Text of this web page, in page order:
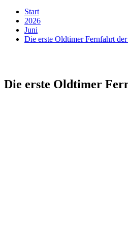
Start
2026
Juni
Die erste Oldtimer Fernfahrt
Die erste Oldtimer